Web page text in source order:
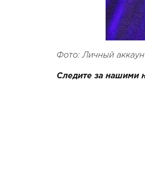
Фото: Личный
Следите за нашими